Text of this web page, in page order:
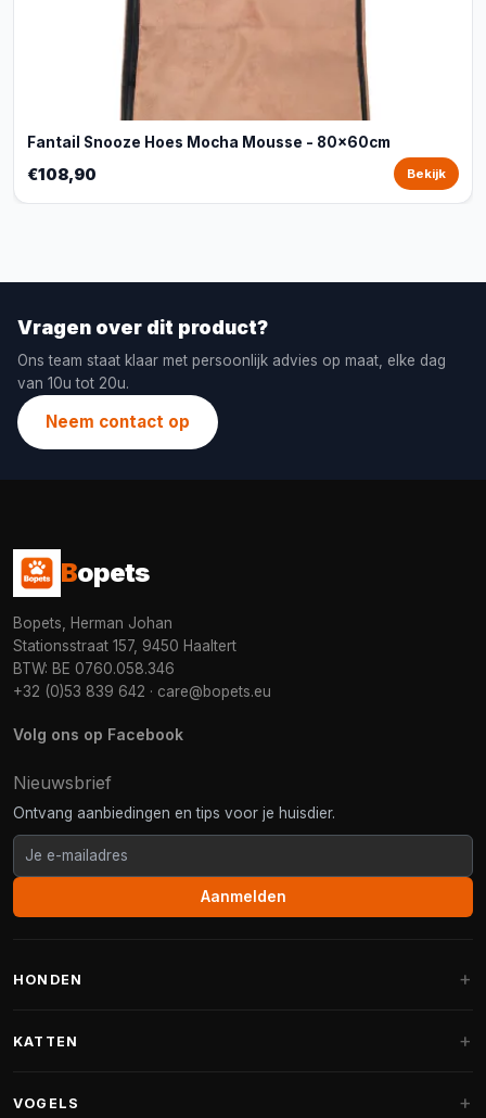
Fantail Snooze Hoes Mocha Mousse - 80x60cm
€108,90 Bekijk
Vragen over dit product?
Ons team staat klaar met persoonlijk advies op maat, elke dag
van 10u tot 20u.
Neem contact op
Bopets
Bopets, Herman Johan
Stationsstraat 157, 9450 Haaltert
BTW: BE 0760.058.346
+32 (0)53 839 642 · care@bopets.eu
Volg ons op Facebook
Nieuwsbrief
Ontvang aanbiedingen en tips voor je huisdier.
Aanmelden
HONDEN
Fantail hondenmanden
KATTEN
VOGELS